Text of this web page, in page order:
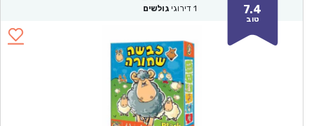
7.4
טוב
1 דירוגי גולשים